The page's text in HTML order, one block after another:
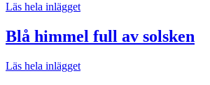
Läs hela inlägget
Blå himmel full av solsken
Läs hela inlägget